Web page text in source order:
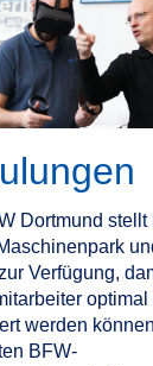
Dortmund stellt
Verfügung,
werden
BFW-